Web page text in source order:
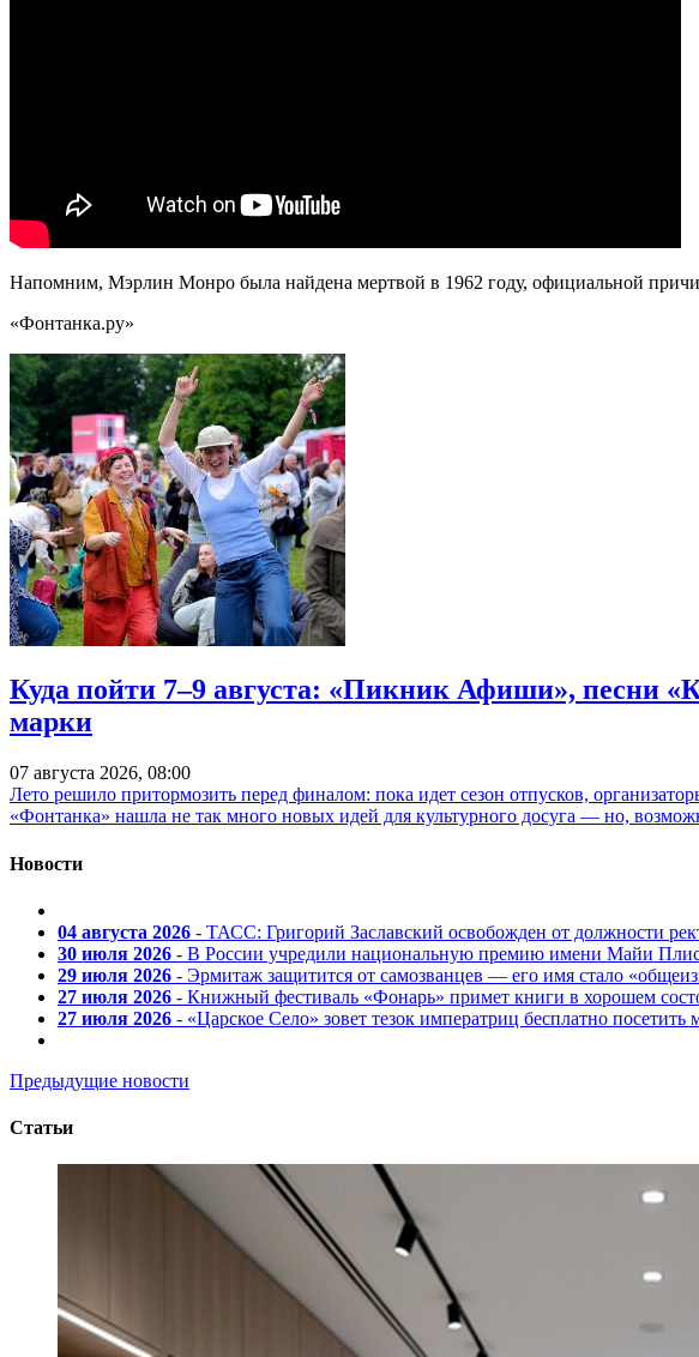
Напомним, Мэрлин Монро была найдена мертвой в 1962 году, официальной
«Фонтанка.ру»
Куда пойти 7–9 августа: «Пикник Афиши», песни
марки
07 августа 2026, 08:00
Лето решило притормозить перед финалом: пока идет сезон отпусков,
«Фонтанка» нашла не так много новых идей для культурного досуга — но,
Новости
04 августа 2026 - ТАСС: Григорий Заславский освобожден от должности
30 июля 2026 - В России учредили национальную премию имени Майи
29 июля 2026 - Эрмитаж защитится от самозванцев — его имя стало
27 июля 2026 - Книжный фестиваль «Фонарь» примет книги в хорошем
27 июля 2026 - «Царское Село» зовет тезок императриц бесплатно
Предыдущие новости
Статьи